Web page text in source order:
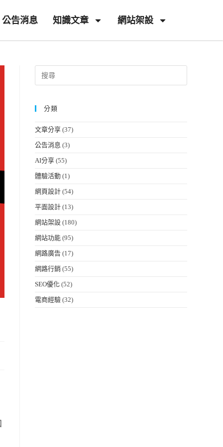
公告消息 知識文章 網站架設
分類
文章分享 (37)
公告消息 (3)
AI分享 (55)
體驗活動 (1)
網頁設計 (54)
平面設計 (13)
網站架設 (180)
網站功能 (95)
網路廣告 (17)
網路行銷 (55)
SEO優化 (52)
電商經驗 (32)